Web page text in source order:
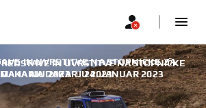
IN UVRSTITVE NA STOPNIČKE
NA DAKARJU 2023
IN UVRSTITVE NA STOPNIČKE ZA
2023 | 24. JANUAR 2023